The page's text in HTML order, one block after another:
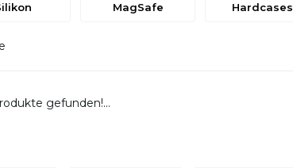
MagSafe Hardcases
gefunden!...